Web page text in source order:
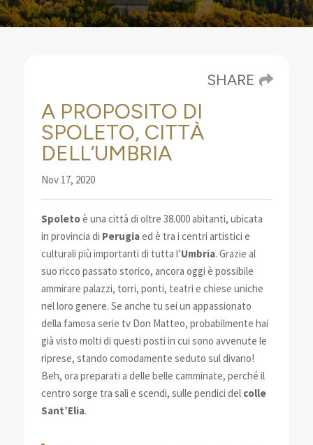
SHARE
A PROPOSITO DI
SPOLETO, CITTÀ
DELL’UMBRIA
Nov 17, 2020
Spoletoè una città di oltre 38.000 abitanti, ubicata
in provincia di Perugiaed è tra i centri artistici e
culturali più importanti di tutta l’Umbria. Grazie al
suo ricco passato storico, ancora oggi è possibile
ammirare palazzi, torri, ponti, teatri e chiese uniche
nel loro genere. Se anche tu sei un appassionato
della famosa serie tv Don Matteo, probabilmente hai
già visto molti di questi posti in cui sono avvenute le
riprese, stando comodamente seduto sul divano!
Beh, ora preparati a delle belle camminate, perché il
centro sorge tra sali e scendi, sulle pendici del colle
Sant’Elia.